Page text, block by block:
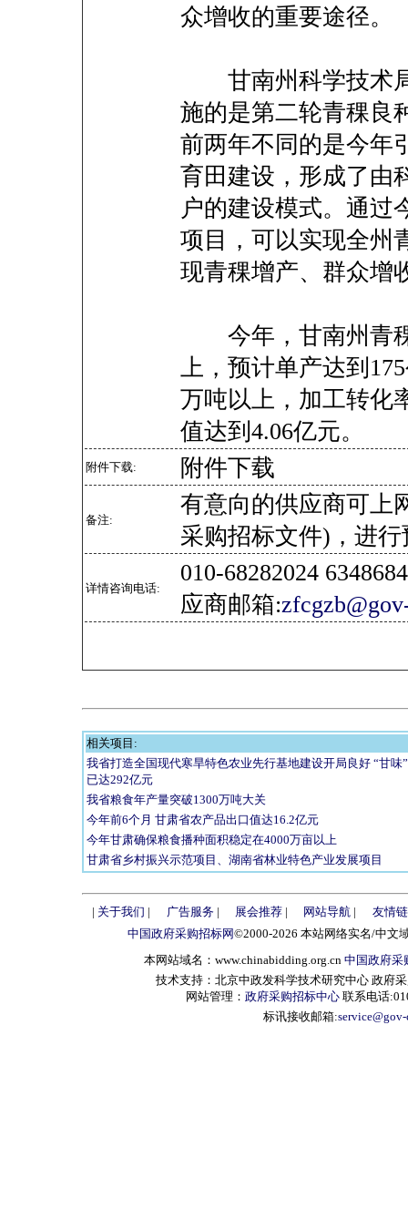
众增收的重要途径。
甘南州科学技术局
施的是第二轮青稞良
前两年不同的是今年
育田建设，形成了由
户的建设模式。通过
项目，可以实现全州
现青稞增产、群众增
今年，甘南州青稞
上，预计单产达到
万吨以上，加工转化
值达到4.06亿元。
附件下载: 附件下载
备注:
有意向的供应商可上
采购招标文件)，进
详情咨询电话:
010-68282024
应商邮箱:
相关项目:
我省打造全国现代寒旱特色农业先行基地建设开局良好 “甘味
已达292亿元
我省粮食年产量突破1300万吨大关
今年前6个月 甘肃省农产品出口值达16.2亿元
今年甘肃确保粮食播种面积稳定在4000万亩以上
甘肃省乡村振兴示范项目、湖南省林业特色产业发展项目
| 关于我们 | 广告服务| 展会推荐| 网站导航 |
友情
中国政府采购招标网©2000-2026 本站网络实名/中文
本网站域名：www.chinabidding.org.cn 中国政府采
技术支持：北京中政发科学技术研究中心 政府
网站管理： 政府采购招标中心 联系电话
标讯接收邮箱: